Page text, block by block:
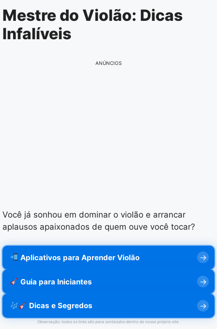
Pular
para
Mestre do Violão: Dicas
Infalíveis
ANÚNCIOS
Você já sonhou em dominar o violão e arrancar
aplausos apaixonados de quem ouve você tocar?
Aplicativos para Aprender Violão
Guia para Iniciantes
Dicas e Segredos
Observação: todos os links são para conteúdos dentro do nosso próprio site.